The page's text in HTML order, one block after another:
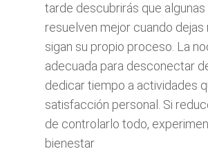
tarde descubrirás que
resuelven mejor cuando dejas
sigan su propio proceso. La
adecuada para desconectar
dedicar tiempo a actividades
satisfacción personal. Si
de controlarlo todo,
bienestar